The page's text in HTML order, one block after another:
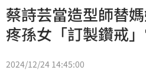
蔡詩芸當造型師替
疼孫女「訂製鑽戒
2024/12/24 14:45:00